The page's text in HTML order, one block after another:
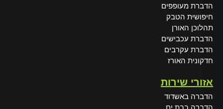
הדברת מעופפים
חיפושית הטבק
תהלוכן האורן
הדברת עכבישים
הדברת עקרבים
חדקונית האורז
אזורי שירות
הדברה באשדוד